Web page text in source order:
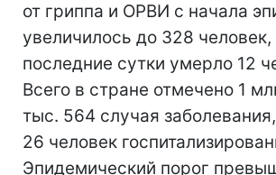
от гриппа и ОРВИ с начала
увеличилось до 328 человек,
последние сутки умерло 12
Всего в стране отмечено 1
тыс. 564 случая
26 человек
Эпидемический порог